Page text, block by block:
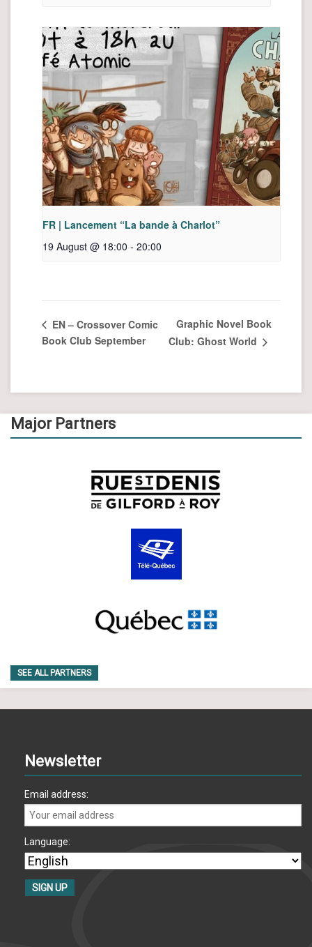
FR | Lancement “La bande à Charlot”
19 August @ 18:00 - 20:00
EN – Crossover Comic
Book Club September
Graphic Novel Book
Club: Ghost World
Major Partners
SEE ALL PARTNERS
Newsletter
Email address:
Language: